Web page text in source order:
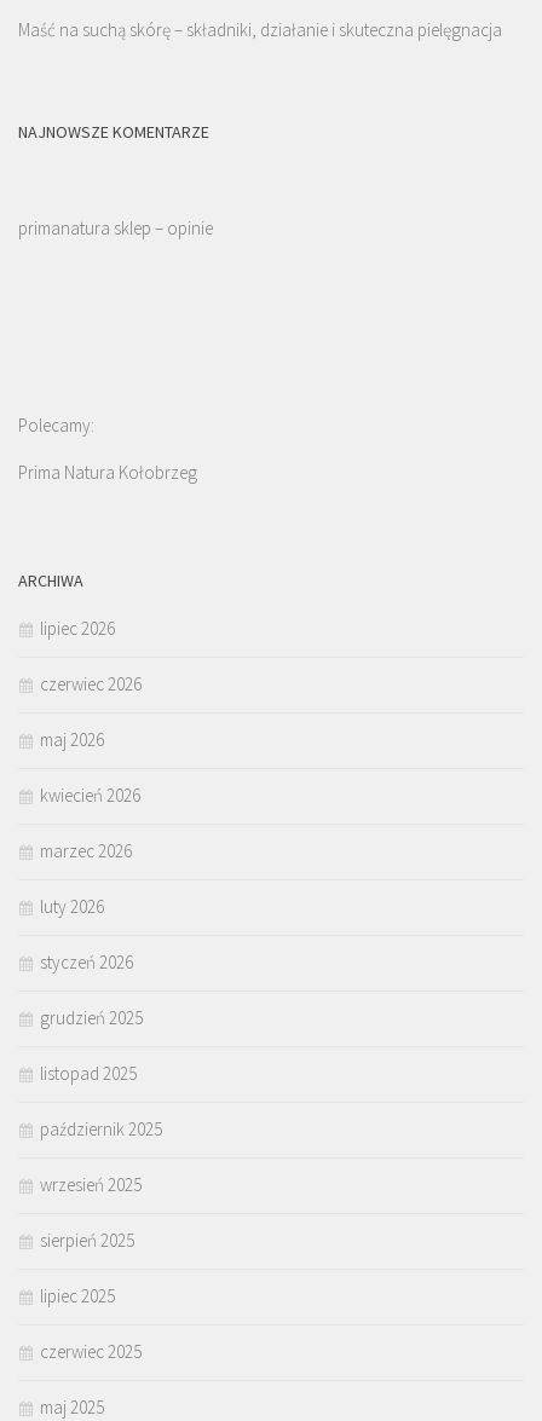
Maść na suchą skórę – składniki, działanie i skuteczna pielęgnacja
NAJNOWSZE KOMENTARZE
primanatura sklep – opinie
Polecamy:
Prima Natura Kołobrzeg
ARCHIWA
lipiec 2026
czerwiec 2026
maj 2026
kwiecień 2026
marzec 2026
luty 2026
styczeń 2026
grudzień 2025
listopad 2025
październik 2025
wrzesień 2025
sierpień 2025
lipiec 2025
czerwiec 2025
maj 2025